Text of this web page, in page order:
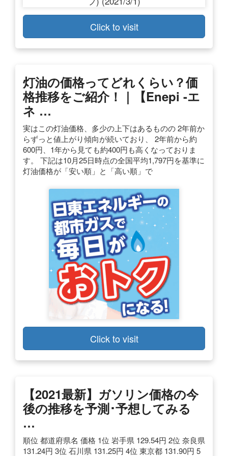
Click to visit
灯油の価格ってどれくらい？価
格推移をご紹介！｜【enepi -エ
ネ …
実はこの灯油価格、多少の上下はあるものの 2年前か
らずっと値上がり傾向が続いており、 2年前から約
600円、1年から見ても約400円も高くなっておりま
す。 下記は10月25日時点の全国平均1,797円を基準に
灯油価格が「安い順」と「高い順」で
Click to visit
【2021最新】ガソリン価格の今
後の推移を予測･予想してみる
…
順位 都道府県名 価格 1位 岩手県 129.54円 2位 奈良県
131.24円 3位 石川県 131.25円 4位 東京都 131.90円 5